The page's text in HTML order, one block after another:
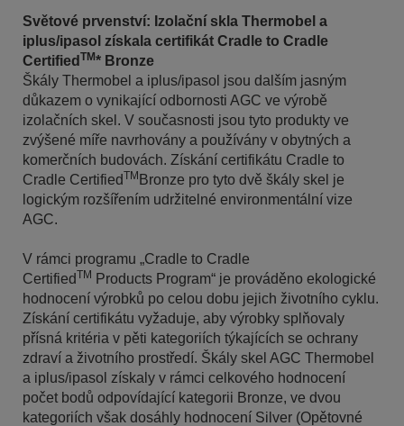
Světové prvenství: Izolační skla Thermobel a
iplus/ipasol získala certifikát Cradle to Cradle
Certified TM* Bronze
Škály Thermobel a iplus/ipasol jsou dalším jasným
důkazem o vynikající odbornosti AGC ve výrobě
izolačních skel. V současnosti jsou tyto produkty ve
zvýšené míře navrhovány a používány v obytných a
komerčních budovách. Získání certifikátu Cradle to
Cradle CertifiedTM Bronze pro tyto dvě škály skel je
logickým rozšířením udržitelné environmentální vize
AGC.
V rámci programu „Cradle to Cradle
CertifiedTM
Products Program“ je prováděno ekologické
hodnocení výrobků po celou dobu jejich životního cyklu.
Získání certifikátu vyžaduje, aby výrobky splňovaly
přísná kritéria v pěti kategoriích týkajících se ochrany
zdraví a životního prostředí. Škály skel AGC Thermobel
a iplus/ipasol získaly v rámci celkového hodnocení
počet bodů odpovídající kategorii Bronze, ve dvou
kategoriích však dosáhly hodnocení Silver (Opětovné